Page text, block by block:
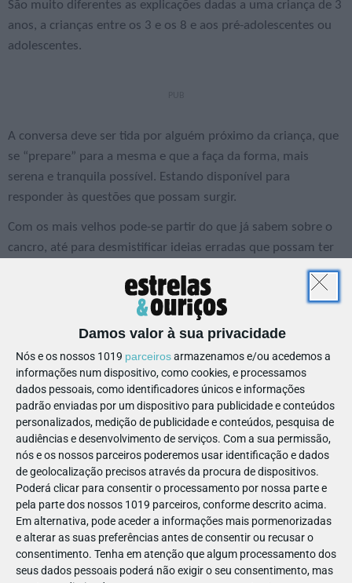
Damos valor à sua privacidade
Nós e os nossos 1019 parceirosarmazenamos e/ou acedemos a
informações num dispositivo, como cookies, e processamos
dados pessoais, como identificadores únicos e informações
padrão enviadas por um dispositivo para publicidade e conteúdos
personalizados, medição de publicidade e conteúdos, pesquisa de
audiências e desenvolvimento de serviços. Com a sua permissão,
nós e os nossos parceiros poderemos usar identificação e dados
de geolocalização precisos através da procura de dispositivos.
Poderá clicar para consentir o processamento por nossa parte e
pela parte dos nossos 1019 parceiros, conforme descrito acima.
Em alternativa, pode aceder a informações mais pormenorizadas
e alterar as suas preferências antes de consentir ou recusar o
consentimento. Tenha em atenção que algum processamento dos
seus dados pessoais poderá não exigir o seu consentimento, mas
São muito diferentes as explicações dadas a uma criança de 3
anos, a crianças entre os 3 e os 8 e aos pré-adolescentes ou
adolescentes.
A conversa deve ser tida por alguém próximo da criança, que
se “prepare” para a mesma e que a faça da forma, mais
serena e tranquila possível. Estando disponível para
responder às questões que possam surgir.
Com os mais velhos pode-se partir do que já sabem sobre o
cancro, até para desmistificar ideias erradas que possam ter
Com os mais pequenos, pode ser útil recorrer aos livros que
já existem, como por exemplo “Os superpoderes da Júlia” que
é um audiolivro infantil da Liga Portuguesa Contra o Cancro
com o apoio da MSD, cujo objetivo é precisamente ajudar as
famílias a explicarem às crianças o que é o cancro, qual o
impacto no dia a dia da família e até mesmo de que forma
podem ajudar a fazer a diferença.
Obviamente, não podem reverter a doença, mas podem
ajudar dando mimo e carinho a quem está doente, tendo
paciência e percebendo a falta de disponibilidade, fazendo
um desenho para animar, ajudando em algumas tarefas
domésticas que estejam acessíveis às suas capacidades.
Não se deve dar demasiada informação, sendo preferível